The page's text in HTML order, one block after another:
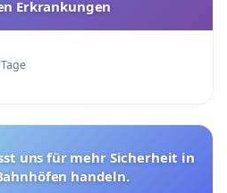
Erkrankungen
uns für mehr Sicherheit in
handeln.